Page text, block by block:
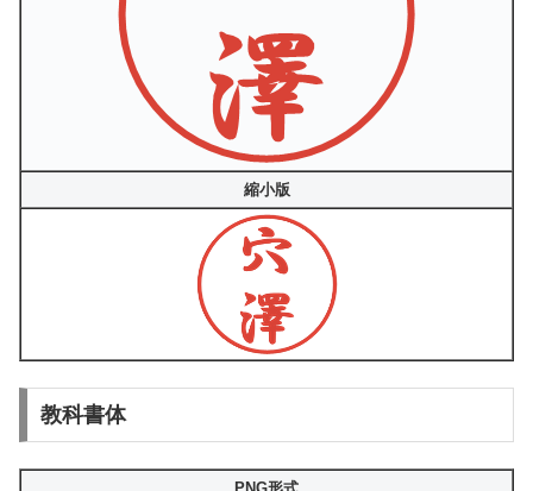
縮小版
教科書体